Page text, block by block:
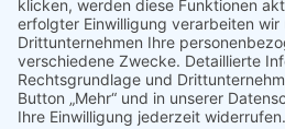
URLIFE E-Bike
Austauschbarem
Bei Amazon